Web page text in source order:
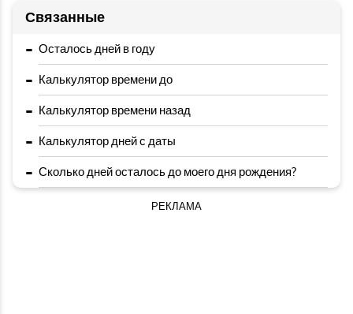
Связанные
- Осталось дней в году
- Калькулятор времени до
- Калькулятор времени назад
- Калькулятор дней с даты
- Сколько дней осталось до моего дня рождения?
РЕКЛАМА